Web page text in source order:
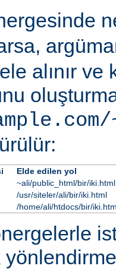
alınır ve
Elde edilen yol
~ali/public_html/bir/iki.html
/usr/siteler/ali/bir/iki.html
/home/ali/htdocs/bir/